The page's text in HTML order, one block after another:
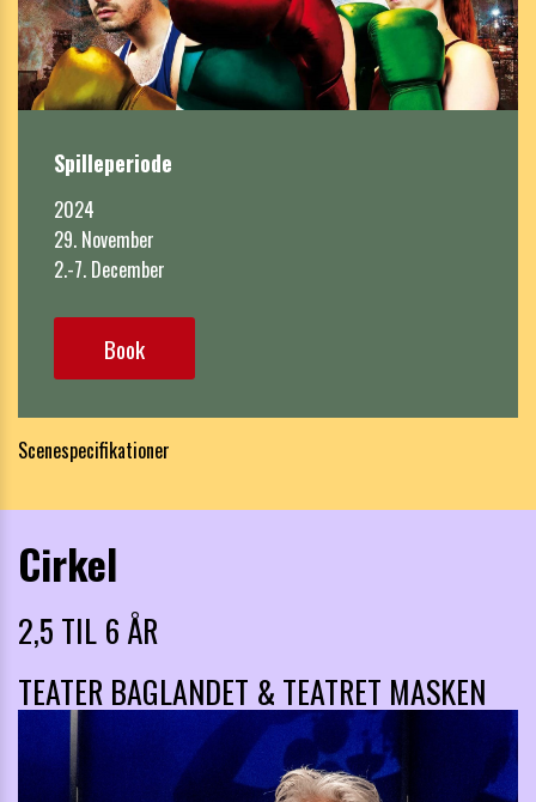
Spilleperiode
2024
29. November
2.-7. December
Book
Scenespecifikationer
Cirkel
2,5 TIL 6 ÅR
TEATER BAGLANDET & TEATRET MASKEN